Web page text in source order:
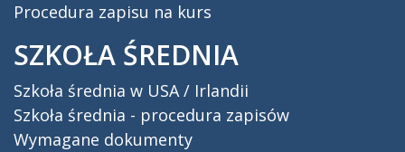
Procedura zapisu na kurs
SZKOŁA ŚREDNIA
Szkoła średnia w USA / Irlandii
Szkoła średnia - procedura zapisów
Wymagane dokumenty